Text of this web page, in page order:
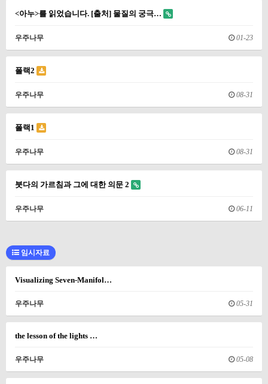
<아누>를 읽었습니다. [출처] 물질의 궁극…
우주나무 01-23
폴랙2
우주나무 08-31
폴랙1
우주나무 08-31
붓다의 가르침과 그에 대한 의문 2
우주나무 06-11
임시자료
Visualizing Seven-Manifol…
우주나무 05-31
the lesson of the lights …
우주나무 05-08